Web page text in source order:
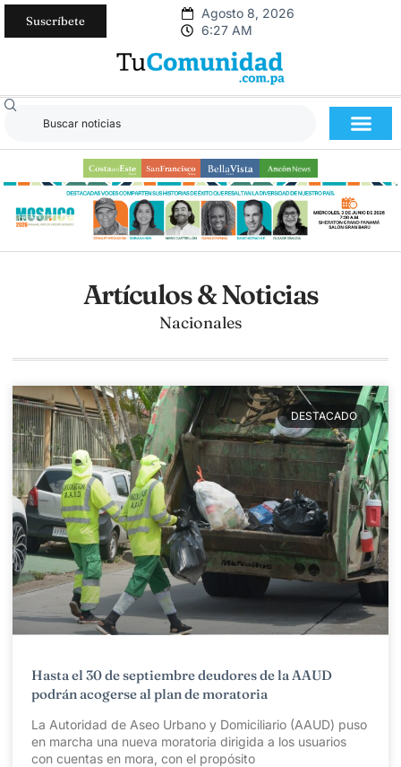
Suscríbete
Agosto 8, 2026
6:27 AM
Artículos & Noticias
Nacionales
DESTACADO
Hasta el 30 de septiembre deudores de la AAUD
podrán acogerse al plan de moratoria
La Autoridad de Aseo Urbano y Domiciliario (AAUD) puso
en marcha una nueva moratoria dirigida a los usuarios
con cuentas en mora, con el propósito